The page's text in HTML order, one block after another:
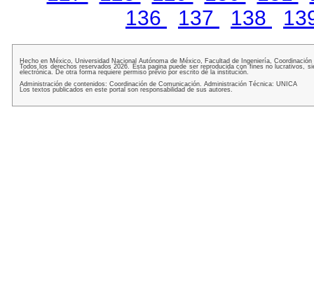
136
137 138
Hecho en México, Universidad Nacional Autónoma de México, Facultad de Ingeniería,
Todos los derechos reservados 2026. Esta pagina puede ser reproducida con fines no lucrativos,
electrónica. De otra forma requiere permiso previo por escrito de la institución.
Administración de contenidos: Coordinación de Comunicación. Administración Técnica: UNICA
Los textos publicados en este portal son responsabilidad de sus autores.